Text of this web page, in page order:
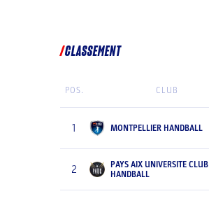
CLASSEMENT
POS. CLUB
1 MONTPELLIER HANDBALL
2
PAYS AIX UNIVERSITE CLUB
HANDBALL